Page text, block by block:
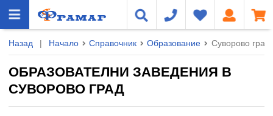
Назад | Начало Справочник Образование Суворово град
ОБРАЗОВАТЕЛНИ ЗАВЕДЕНИЯ В
СУВОРОВО ГРАД